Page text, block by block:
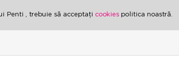
Penti , trebuie să acceptați cookies politica noastră.